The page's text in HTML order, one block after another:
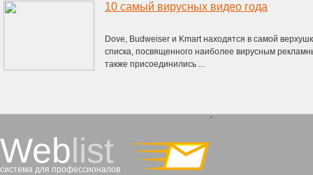
10 самый вирусных видео года
Dove, Budweiser и Kmart находятся в самой
списка, посвященного наиболее вирусным
также присоединились ...
Weblist
система для профессионалов
`